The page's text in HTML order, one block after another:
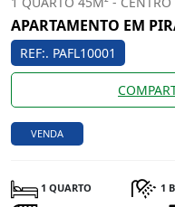
APARTAMENTO EM
REF:. PAFL10001
VENDA
1 QUARTO 1